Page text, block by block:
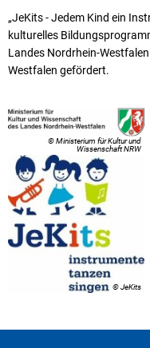
„JeKits - Jedem Kind ein
kulturelles
Landes Nordrhein-
Westfalen gefördert.
© Ministerium für Kultur und
Wissenschaft NRW
© JeKits